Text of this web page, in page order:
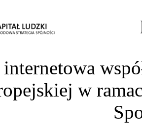
internetowa
w